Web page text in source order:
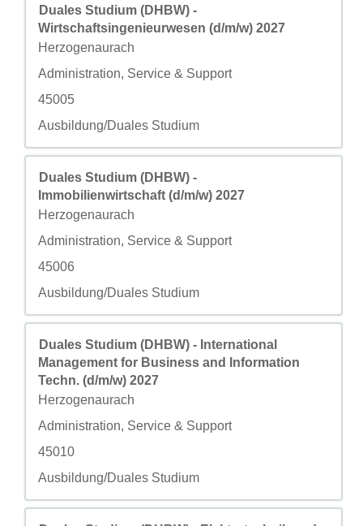
Titolo
Duales Studium (DHBW) -
Wirtschaftsingenieurwesen (d/m/w) 2027
Città
Herzogenaurach
Campo personalizzato 2
Administration, Service & Support
Campo personalizzato 3
45005
Campo personalizzato 4
Ausbildung/Duales Studium
Effettuare una selezione con la barra spaziatrice per
Titolo
Duales Studium (DHBW) -
Immobilienwirtschaft (d/m/w) 2027
Città
Herzogenaurach
Campo personalizzato 2
Administration, Service & Support
Campo personalizzato 3
45006
Campo personalizzato 4
Ausbildung/Duales Studium
Effettuare una selezione con la barra spaziatrice per
Titolo
Duales Studium (DHBW) - International
Management for Business and Information
Techn. (d/m/w) 2027
Città
Herzogenaurach
Campo personalizzato 2
Administration, Service & Support
Campo personalizzato 3
45010
Campo personalizzato 4
Ausbildung/Duales Studium
Effettuare una selezione con la barra spaziatrice per